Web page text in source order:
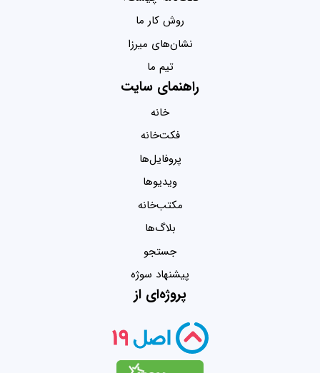
روش کار ما
نشان‌های میرزا
تیم ما
راهنمای سایت
خانه
فکت‌خانه
پروفایل‌ها
ویدیو‌ها
مکتب‌خانه
بلاگ‌ها
جستجو
پیشنهاد سوژه
پروژه‌ای از